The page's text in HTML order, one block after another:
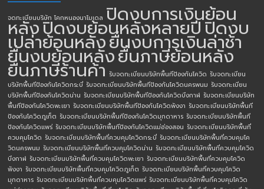
จดทะเบียนบริษัท โคกหนองนาโมเดล ปิดงบการเงินย้อน
หลังปิดงบย้อนหลังหลายปีปิดงบ
เปล่าย้อนหลังยื่นงบการเงินล่าช้า
ยื่นงบย้อนหลังยื่นภาษีย้อนหลัง
ยื่นภาษีร้านค้า รับจดทะเบียนบริษัทพื้นทีป้องกันโควิด รับจดทะเบียน
บริษัทพื้นทีป้องกันโควิดกระบี่ รับจดทะเบียนบริษัทพื้นทีป้องกันโควิดนครพนม รับจดทะเบียน
บริษัทพื้นทีป้องกันโควิดน่าน รับจดทะเบียนบริษัทพื้นทีป้องกันโควิดบึงกาฬ รับจดทะเบียนบริษัท
พื้นทีป้องกันโควิดพะเยา รับจดทะเบียนบริษัทพื้นทีป้องกันโควิดพังงา รับจดทะเบียนบริษัทพื้นที
ป้องกันโควิดภูเก็ต รับจดทะเบียนบริษัทพื้นทีป้องกันโควิดมุกดาหาร รับจดทะเบียนบริษัทพื้นที
ป้องกันโควิดแพร่ รับจดทะเบียนบริษัทพื้นทีป้องกันโควิดแม่ฮ่องสอน รับจดทะเบียนบริษัทพื้นที่
ควบคุมโควิด รับจดทะเบียนบริษัทพื้นที่ควบคุมโควิดกระบี่ รับจดทะเบียนบริษัทพื้นที่ควบคุมโค
วิดนครพนม รับจดทะเบียนบริษัทพื้นที่ควบคุมโควิดน่าน รับจดทะเบียนบริษัทพื้นที่ควบคุมโควิด
บึงกาฬ รับจดทะเบียนบริษัทพื้นที่ควบคุมโควิดพะเยา รับจดทะเบียนบริษัทพื้นที่ควบคุมโควิด
พังงา รับจดทะเบียนบริษัทพื้นที่ควบคุมโควิดภูเก็ต รับจดทะเบียนบริษัทพื้นที่ควบคุมโควิด
มุกดาหาร รับจดทะเบียนบริษัทพื้นที่ควบคุมโควิดแพร่ รับจดทะเบียนบริษัทพื้นที่ควบคุมโควิด